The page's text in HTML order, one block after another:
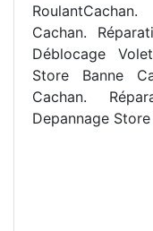
Cachan. R
Déblocage
Store Banne
Cachan. R
Depannage